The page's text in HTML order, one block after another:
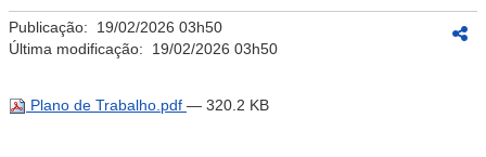
Publicação: 19/02/2026 03h50
Última modificação: 19/02/2026 03h50
Plano de Trabalho.pdf — 320.2 KB